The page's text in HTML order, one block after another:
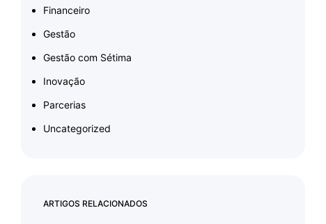
Financeiro
Gestão
Gestão com Sétima
Inovação
Parcerias
Uncategorized
ARTIGOS RELACIONADOS